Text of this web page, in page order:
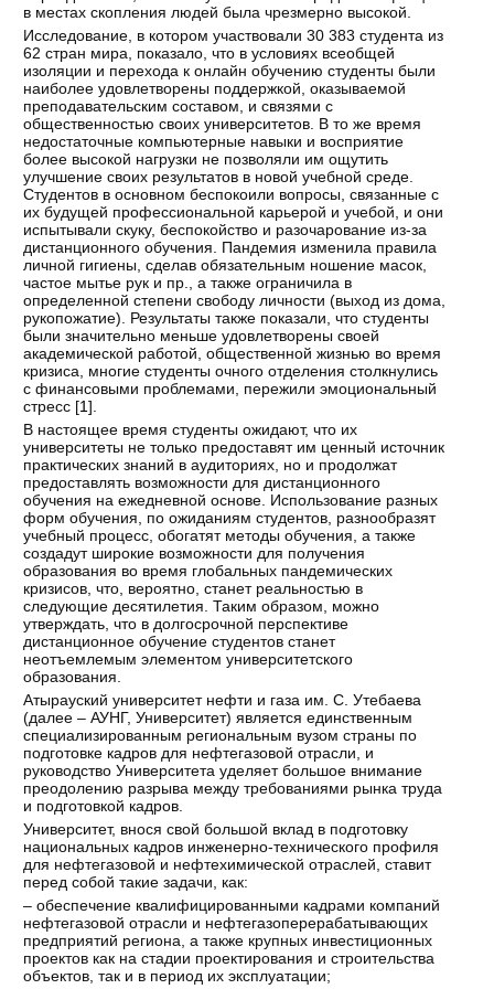
в местах скопления людей была чрезмерно высокой.
Исследование, в котором участвовали 30 383 студента из
62 стран мира, показало, что в условиях всеобщей
изоляции и перехода к онлайн обучению студенты были
наиболее удовлетворены поддержкой, оказываемой
преподавательским составом, и связями с
общественностью своих университетов. В то же время
недостаточные компьютерные навыки и восприятие
более высокой нагрузки не позволяли им ощутить
улучшение своих результатов в новой учебной среде.
Студентов в основном беспокоили вопросы, связанные с
их будущей профессиональной карьерой и учебой, и они
испытывали скуку, беспокойство и разочарование из-за
дистанционного обучения. Пандемия изменила правила
личной гигиены, сделав обязательным ношение масок,
частое мытье рук и пр., а также ограничила в
определенной степени свободу личности (выход из дома,
рукопожатие). Результаты также показали, что студенты
были значительно меньше удовлетворены своей
академической работой, общественной жизнью во время
кризиса, многие студенты очного отделения столкнулись
с финансовыми проблемами, пережили эмоциональный
стресс [1].
В настоящее время студенты ожидают, что их
университеты не только предоставят им ценный источник
практических знаний в аудиториях, но и продолжат
предоставлять возможности для дистанционного
обучения на ежедневной основе. Использование разных
форм обучения, по ожиданиям студентов, разнообразят
учебный процесс, обогатят методы обучения, а также
создадут широкие возможности для получения
образования во время глобальных пандемических
кризисов, что, вероятно, станет реальностью в
следующие десятилетия. Таким образом, можно
утверждать, что в долгосрочной перспективе
дистанционное обучение студентов станет
неотъемлемым элементом университетского
образования.
Атырауский университет нефти и газа им. С. Утебаева
(далее – АУНГ, Университет) является единственным
специализированным региональным вузом страны по
подготовке кадров для нефтегазовой отрасли, и
руководство Университета уделяет большое внимание
преодолению разрыва между требованиями рынка труда
и подготовкой кадров.
Университет, внося свой большой вклад в подготовку
национальных кадров инженерно-технического профиля
для нефтегазовой и нефтехимической отраслей, ставит
перед собой такие задачи, как:
– обеспечение квалифицированными кадрами компаний
нефтегазовой отрасли и нефтегазоперерабатывающих
предприятий региона, а также крупных инвестиционных
проектов как на стадии проектирования и строительства
объектов, так и в период их эксплуатации;